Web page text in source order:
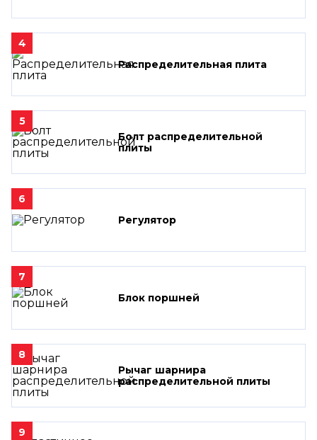
4
Распределительная плита
5
Болт распределительной
плиты
6
Регулятор
7
Блок поршней
8
Рычаг шарнира
распределительной плиты
9